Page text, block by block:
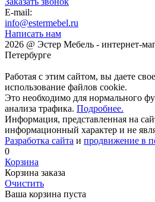
E-mail:
info@estermebel.ru
Написать нам
2026 @ Эстер Мебель - интернет-
Петербурге
Работая с этим сайтом, вы даете
использование файлов cookie.
Это необходимо для нормального
анализа трафика. Подробнее.
Информация, представленная на
информационный характер и не
Разработка сайта и продвижение в
0
Корзина
Корзина заказа
Очистить
Ваша корзина пуста